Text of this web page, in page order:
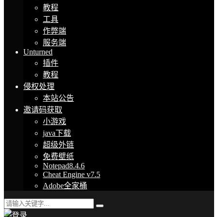
教程
工具
作弊端
服务端
Unturned
插件
教程
侵权处理
本站公告
邀请码获取
小游戏
java下载
超级外链
免费壁纸
Notepad8.4.6
Cheat Engine v7.5
Adobe全家桶